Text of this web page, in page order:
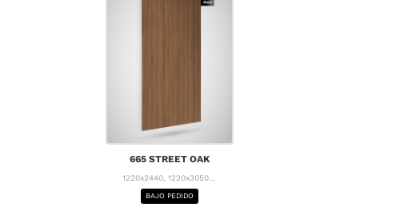
665 STREET OAK
1220x2440, 1220x3050...
BAJO PEDIDO